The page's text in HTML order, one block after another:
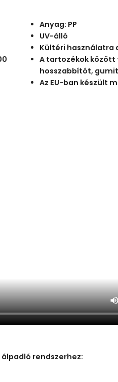
Anyag: PP
UV-álló
Kültéri használatra
A tartozékok
hosszabbítót,
Az EU-ban készült
rendszerhez: